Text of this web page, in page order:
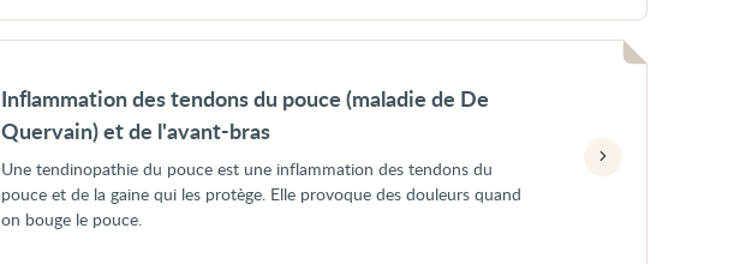
Inflammation des tendons du pouce (maladie de De
Quervain) et de l'avant-bras
Une tendinopathie du pouce est une inflammation des tendons du
pouce et de la gaine qui les protège. Elle provoque des douleurs quand
on bouge le pouce.